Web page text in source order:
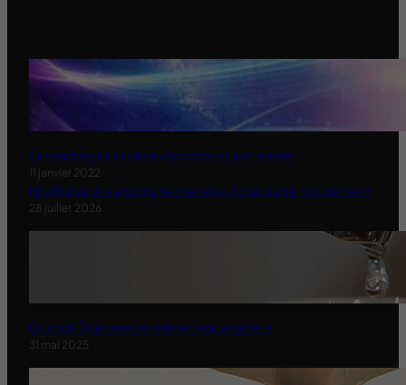
Ensemble pour retrouver notre souveraineté
11 janvier 2022
Holidanse une approche therapeutique par le mouvement
28 juillet 2026
Quand l’État serre le robinet aux jardiniers
31 mai 2025